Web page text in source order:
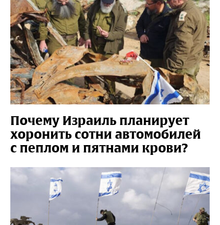
Почему Израиль планирует
хоронить сотни автомобилей
с пеплом и пятнами крови?